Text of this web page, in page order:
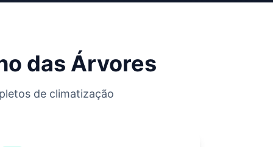
das Árvores
de climatização